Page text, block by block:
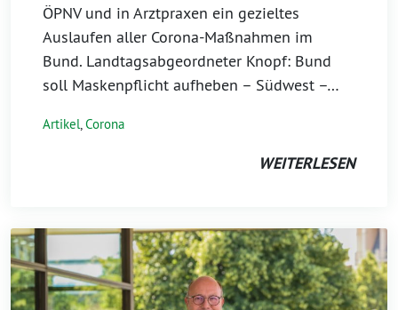
ÖPNV und in Arztpraxen ein gezieltes
Auslaufen aller Corona-Maßnahmen im
Bund. Landtagsabgeordneter Knopf: Bund
soll Maskenpflicht aufheben – Südwest –…
Artikel Corona
WEITERLESEN